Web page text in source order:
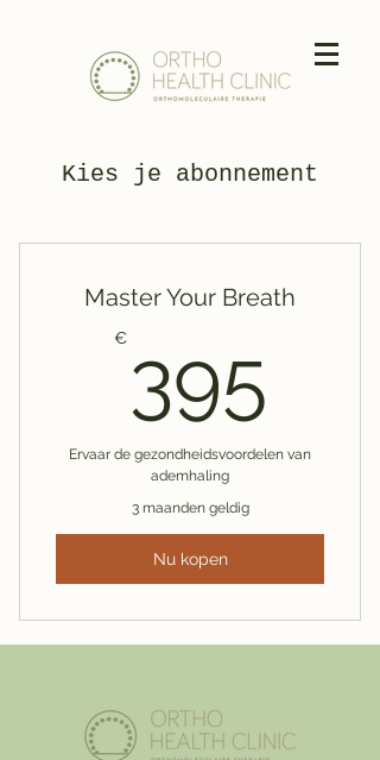
Kies je abonnement
Master Your Breath
€ 395
Ervaar de gezondheidsvoordelen van
ademhaling
3 maanden geldig
Nu kopen